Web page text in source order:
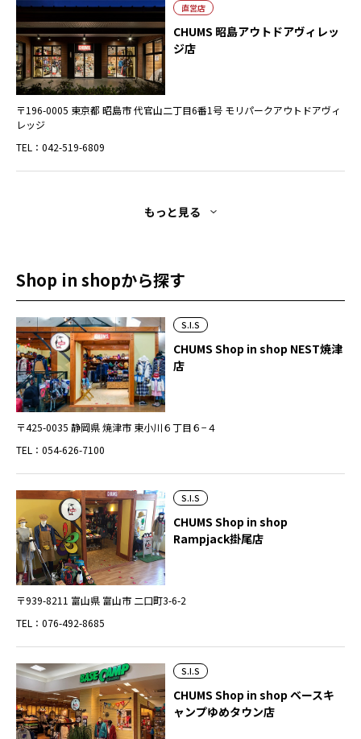
直営店
CHUMS 昭島アウトドアヴィレッ
ジ店
〒196-0005 東京都 昭島市 代官山二丁目6番1号 モリパークアウトドアヴィ
レッジ
TEL：042-519-6809
もっと見る
Shop in shopから探す
S.I.S
CHUMS Shop in shop NEST焼津
店
〒425-0035 静岡県 焼津市 東小川６丁目６−４
TEL：054-626-7100
S.I.S
CHUMS Shop in shop
Rampjack掛尾店
〒939-8211 富山県 富山市 二口町3-6-2
TEL：076-492-8685
S.I.S
CHUMS Shop in shop ベースキ
ャンプゆめタウン店